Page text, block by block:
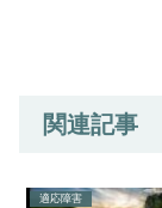
関連記事
適応障害